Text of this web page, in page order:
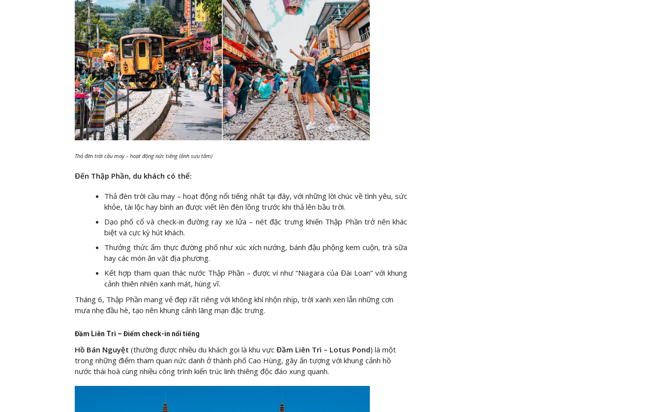
Thả đèn trời cầu may – hoạt động nức tiếng (ảnh sưu tầm)
Đến Thập Phần, du khách có thể:
Thả đèn trời cầu may – hoạt động nổi tiếng nhất tại đây, với những lời chúc về tình yêu, sức
khỏe, tài lộc hay bình an được viết lên đèn lồng trước khi thả lên bầu trời.
Dạo phố cổ và check-in đường ray xe lửa – nét đặc trưng khiến Thập Phần trở nên khác
biệt và cực kỳ hút khách.
Thưởng thức ẩm thực đường phố như xúc xích nướng, bánh đậu phộng kem cuộn, trà sữa
hay các món ăn vặt địa phương.
Kết hợp tham quan thác nước Thập Phần – được ví như “Niagara của Đài Loan” với khung
cảnh thiên nhiên xanh mát, hùng vĩ.
Tháng 6, Thập Phần mang vẻ đẹp rất riêng với không khí nhộn nhịp, trời xanh xen lẫn những cơn
mưa nhẹ đầu hè, tạo nên khung cảnh lãng mạn đặc trưng.
Đầm Liên Trì – Điểm check-in nổi tiếng
Hồ Bán Nguyệt (thường được nhiều du khách gọi là khu vực Đầm Liên Trì – Lotus Pond) là một
trong những điểm tham quan nức danh ở thành phố Cao Hùng, gây ấn tượng với khung cảnh hồ
nước thái hoà cùng nhiều công trình kiến trúc linh thiêng độc đáo xung quanh.